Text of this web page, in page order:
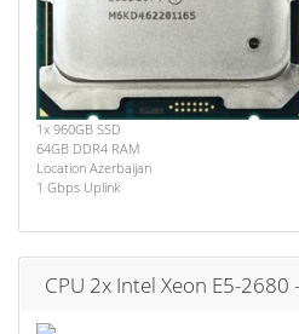
1x 960GB SSD
64GB DDR4 RAM
Location Azerbaijan
1 Gbps Uplink
CPU 2x Intel Xeon E5-2680